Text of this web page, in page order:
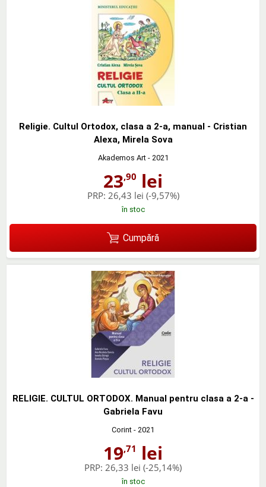
Religie. Cultul Ortodox, clasa a 2-a, manual - Cristian
Alexa, Mirela Sova
Akademos Art- 2021
23,90 lei
PRP: 26,43 lei (-9,57%)
în stoc
Cumpără
RELIGIE. CULTUL ORTODOX. Manual pentru clasa a 2-a -
Gabriela Favu
Corint - 2021
19,71 lei
PRP: 26,33 lei (-25,14%)
în stoc